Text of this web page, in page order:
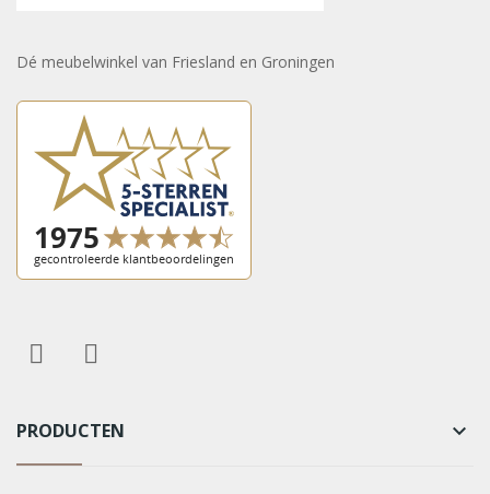
Dé meubelwinkel van Friesland en Groningen
PRODUCTEN keyboard_arrow_down